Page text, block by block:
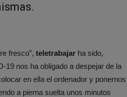
fresco”, teletrabajar ha sido,
19 nos ha obligado a despejar de la
en ella el ordenador y ponernos
a pierna suelta unos minutos